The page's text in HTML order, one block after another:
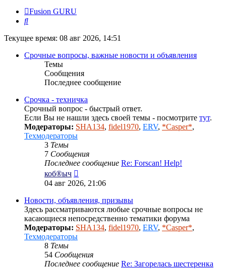
Fusion GURU
Поиск
Текущее время: 08 авг 2026, 14:51
Срочные вопросы, важные новости и объявления
Темы
Сообщения
Последнее сообщение
Срочка - техничка
Срочный вопрос - быстрый ответ.
Если Вы не нашли здесь своей темы - посмотрите тут.
Модераторы: SHA134, fidel1970, ERV, *Casper*,
Техмодераторы
3 Темы
7 Сообщения
Последнее сообщение Re: Forscan! Help!
коб®ыч
к
сообщению
04 авг 2026, 21:06
Новости, объявления, призывы
Здесь рассматриваются любые срочные вопросы не
касающиеся непосредственно тематики форума
Модераторы: SHA134, fidel1970, ERV, *Casper*,
Техмодераторы
8 Темы
54 Сообщения
Последнее сообщение Re: Загорелась шестеренка